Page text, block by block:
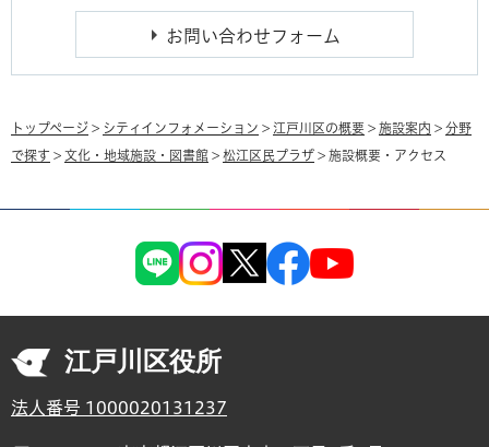
トップページ > シティインフォメーション > 江戸川区の概要 > 施設案内 > 分野
で探す > 文化・地域施設・図書館 > 松江区民プラザ > 施設概要・アクセス
江戸川区役所
法人番号 1000020131237